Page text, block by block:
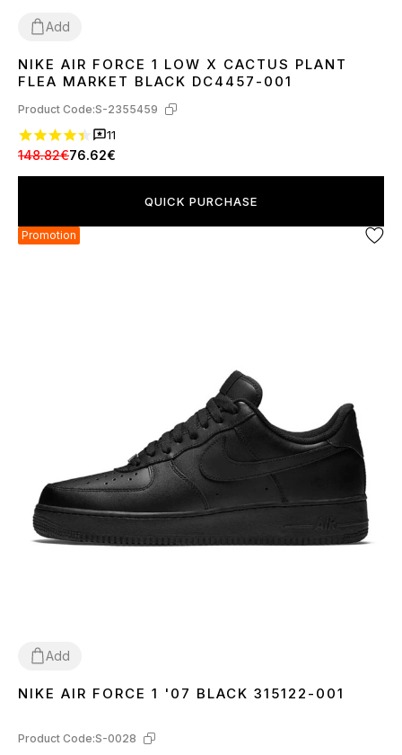
Add
3638 4142 43 4445
NIKE AIR FORCE 1 LOW X CACTUS PLANT
FLEA MARKET BLACK DC4457-001
Product Code:S-2355459
11
148.82€76.62€
QUICK PURCHASE
Promotion
Add
3637 38 39 40414243 44 45 46
NIKE AIR FORCE 1 '07 BLACK 315122-001
Product Code:S-0028